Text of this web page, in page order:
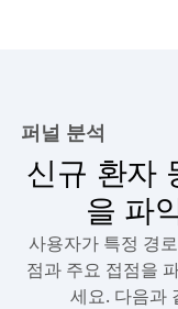
퍼널 분석
신규 환자
을 파
사용자가 특정 경
점과 주요 접점을
세요. 다음과